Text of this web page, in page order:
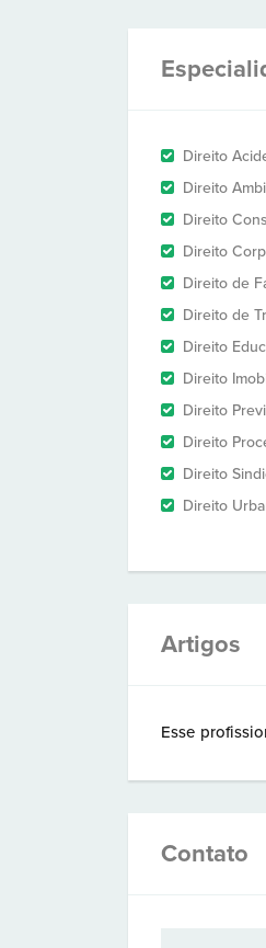
Direito
Direito
Direito
Direito
Direito de
Direito de
Direito
Direito
Direito
Direito
Direito
Direito
Artigos
Esse
Contato